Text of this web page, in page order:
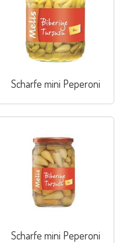
Scharfe mini Peperoni
Scharfe mini Peperoni